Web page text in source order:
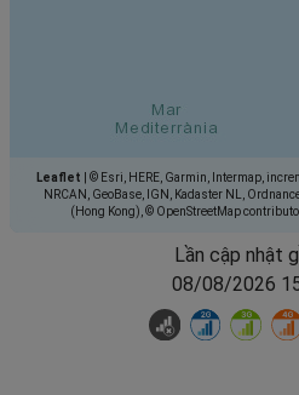
Leaflet
© Esri, HERE, Garmin, Intermap,
NRCAN, GeoBase, IGN, Kadaster NL,
(Hong Kong), © OpenStreetMap
Lần cập nhật
08/08/2026